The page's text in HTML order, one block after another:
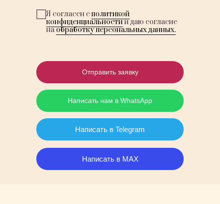
Я согласен сполитикой
конфиденциальностии даю согласие
наобработку персональных данных.
Отправить заявку
Написать нам в WhatsApp
Написать в MAX
Написать в Telegram